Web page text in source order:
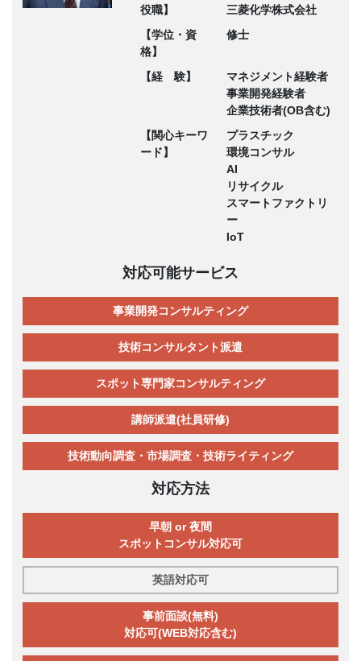
役職】
三菱化学株式会社
【学位・資
格】
修士
【経 験】
マネジメント経験者
事業開発経験者
企業技術者(OB含む)
【関心キーワ
ード】
プラスチック
環境コンサル
AI
リサイクル
スマートファクトリ
ー
IoT
対応可能サービス
事業開発コンサルティング
技術コンサルタント派遣
スポット専門家コンサルティング
講師派遣(社員研修)
技術動向調査・市場調査・技術ライティング
対応方法
早朝 or 夜間
スポットコンサル対応可
英語対応可
事前面談(無料)
対応可(WEB対応含む)